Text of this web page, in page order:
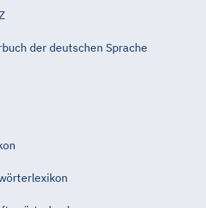
der deutschen Sprache